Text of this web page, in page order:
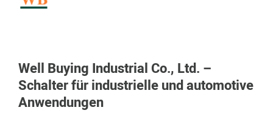
Well Buying Industrial Co., Ltd. –
Schalter für industrielle und automotive
Anwendungen